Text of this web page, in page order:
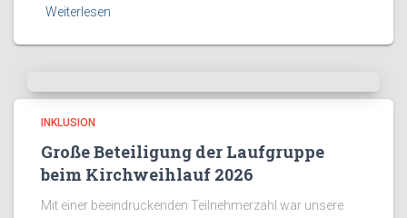
Weiterlesen
INKLUSION
Große Beteiligung der Laufgruppe
beim Kirchweihlauf 2026
Mit einer beeindruckenden Teilnehmerzahl war unsere